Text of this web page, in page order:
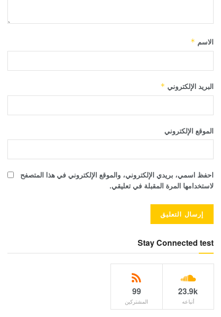
الاسم *
البريد الإلكتروني *
الموقع الإلكتروني
احفظ اسمي، بريدي الإلكتروني، والموقع الإلكتروني في هذا المتصفح
لاستخدامها المرة المقبلة في تعليقي.
Stay Connected test
23.9k
أتباعه
99
المشتركين